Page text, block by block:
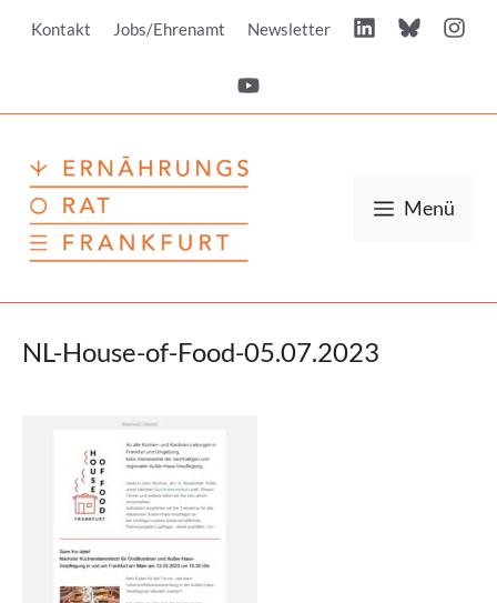
InhaltKontakt Jobs/Ehrenamt Newsletter
Menü
NL-House-of-Food-05.07.2023